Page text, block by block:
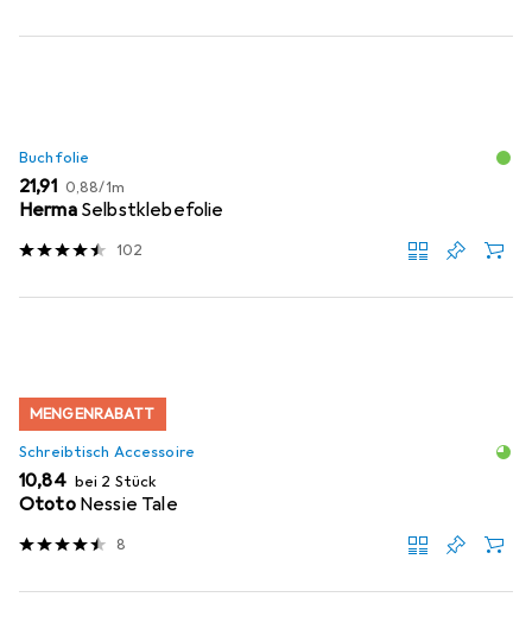
Buchfolie
EUR
21,91 EUR
0,88/1m
Herma Selbstklebefolie
102
MENGENRABATT
Schreibtisch Accessoire
EUR
10,84 bei 2 Stück
Ototo Nessie Tale
8